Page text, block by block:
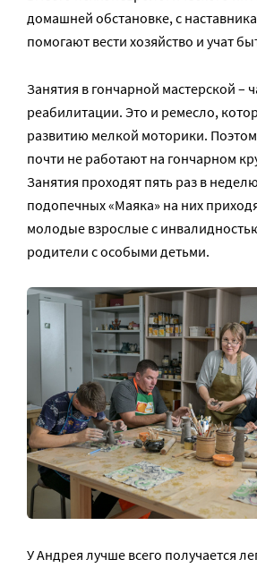
домашней обстановке, с
помогают вести хозяйство и учат
Занятия в гончарной мастерской –
реабилитации. Это и ремесло,
развитию мелкой моторики.
почти не работают на гончарном
Занятия проходят пять раз в
подопечных «Маяка» на них
молодые взрослые с
родители с особыми детьми.
У Андрея лучше всего получается